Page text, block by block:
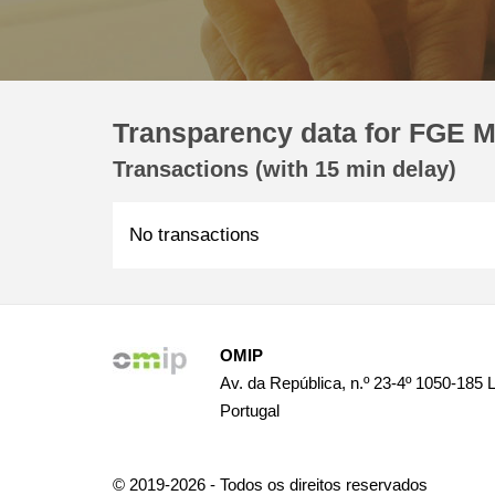
Transparency data for FGE
Transactions (with 15 min delay)
No transactions
OMIP
Av. da República, n.º 23-4º 1050-185
Portugal
© 2019-2026 - Todos os direitos reservados